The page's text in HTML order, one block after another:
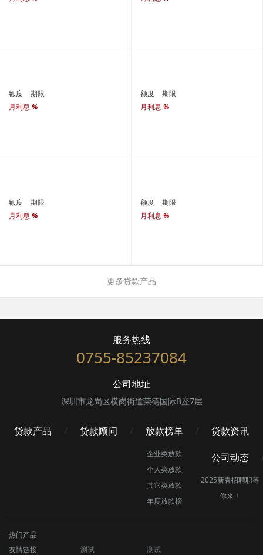
额度
期限
月利息 %
额度
期限
月利息 %
额度
期限
月利息 %
额度
期限
月利息 %
更多贷款产品
服务热线
0755-85237084
公司地址
深圳市龙岗区横岗街道荣德国际B座7层
贷款产品 贷款顾问 放款榜单
企业类放款
个人类放款
其它类放款
年度放款榜
贷款资讯
公司动态
2025新春招聘职等
你来！
热门产品
友情链接
测试 测试